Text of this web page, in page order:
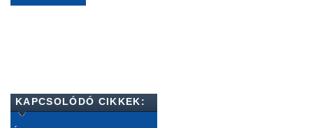
KAPCSOLÓDÓ CIKKEK: